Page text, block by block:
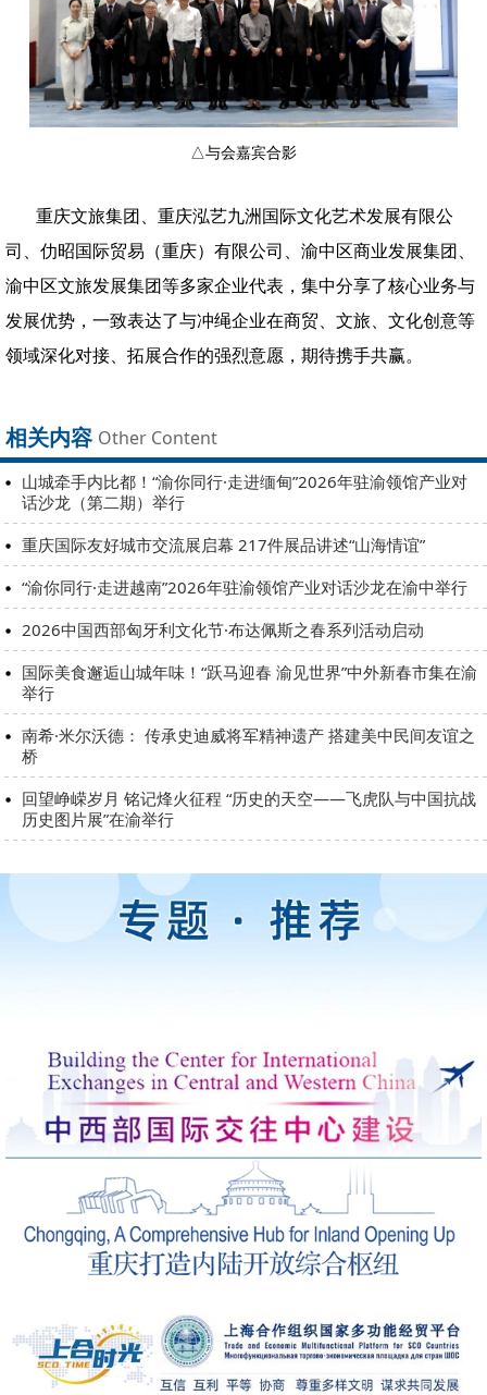
△与会嘉宾合影
重庆文旅集团、重庆泓艺九洲国际文化艺术发展有限公
司、仂昭国际贸易（重庆）有限公司、渝中区商业发展集团、
渝中区文旅发展集团等多家企业代表，集中分享了核心业务与
发展优势，一致表达了与冲绳企业在商贸、文旅、文化创意等
领域深化对接、拓展合作的强烈意愿，期待携手共赢。
相关内容 Other Content
山城牵手内比都！“渝你同行·走进缅甸”2026年驻渝领馆产业对
话沙龙（第二期）举行
重庆国际友好城市交流展启幕 217件展品讲述“山海情谊”
“渝你同行·走进越南”2026年驻渝领馆产业对话沙龙在渝中举行
2026中国西部匈牙利文化节·布达佩斯之春系列活动启动
国际美食邂逅山城年味！“跃马迎春 渝见世界”中外新春市集在渝
举行
南希·米尔沃德： 传承史迪威将军精神遗产 搭建美中民间友谊之
桥
回望峥嵘岁月 铭记烽火征程 “历史的天空——飞虎队与中国抗战
历史图片展”在渝举行